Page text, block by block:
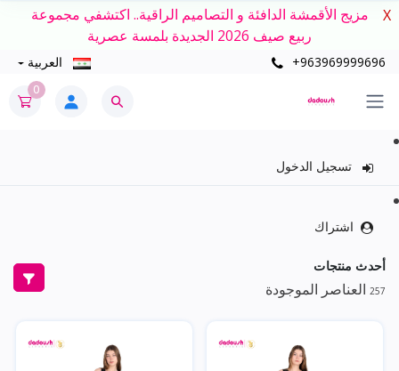
مزيج الأقمشة الدافئة و التصاميم الراقية.. اكتشفي مجموعة
ربيع صيف 2026 الجديدة بلمسة عصرية
X
+963969999696 العربية
0
تسجيل الدخول
اشتراك
أحدث منتجات
257 العناصر الموجودة